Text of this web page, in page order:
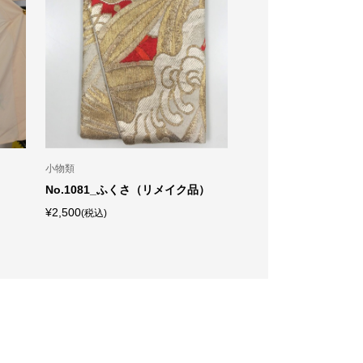
小物類
No.1081_ふくさ（リメイク品）
¥2,500(税込)